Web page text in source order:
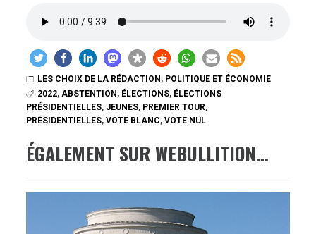
LES CHOIX DE LA RÉDACTION , POLITIQUE ET ÉCONOMIE
2022,ABSTENTION , ÉLECTIONS, ÉLECTIONS
PRÉSIDENTIELLES, JEUNES, PREMIER TOUR,
PRÉSIDENTIELLES,VOTE BLANC,VOTE NUL
ÉGALEMENT SUR WEBULLITION…